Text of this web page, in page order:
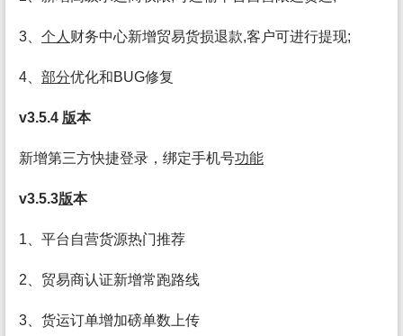
3、 个人 财务中心新增贸易货损退款,客户可进行提现;
4、 部分优化和BUG修复
v3.5.4 版本
新增第三方快捷登录，绑定手机号功能
v3.5.3版本
1、平台自营货源热门推荐
2、贸易商认证新增常跑路线
3、货运订单增加磅单数上传